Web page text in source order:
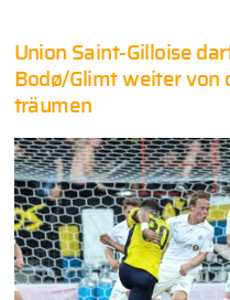
Union Saint-Gilloise
Bodø/Glimt weiter von
träumen